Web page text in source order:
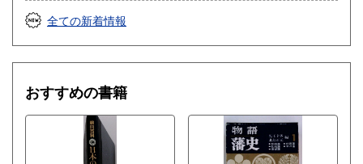
全ての新着情報
おすすめの書籍